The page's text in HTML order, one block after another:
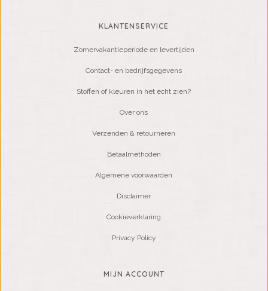
KLANTENSERVICE
Zomervakantieperiode en levertijden
Contact- en bedrijfsgegevens
Stoffen of kleuren in het echt zien?
Over ons
Verzenden & retourneren
Betaalmethoden
Algemene voorwaarden
Disclaimer
Cookieverklaring
Privacy Policy
MIJN ACCOUNT